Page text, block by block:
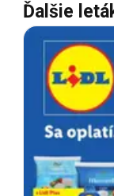
Ďalšie